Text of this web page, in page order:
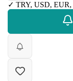
✓ TRY, USD, EUR,